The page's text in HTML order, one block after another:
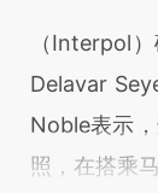
（Interpol
Delavar
Noble表示
照，在搭乘